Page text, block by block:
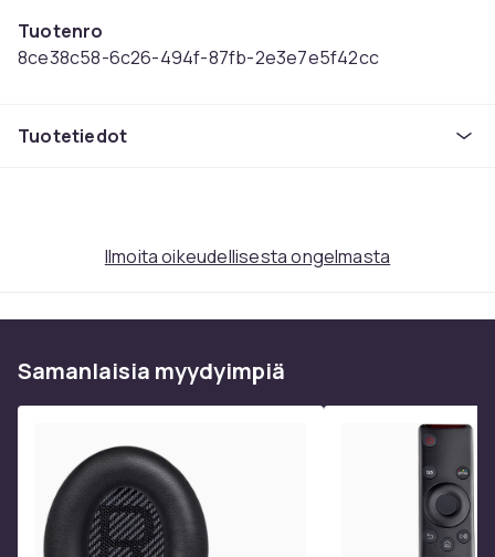
Tuotenro
8ce38c58-6c26-494f-87fb-2e3e7e5f42cc
Tuotetiedot
Ilmoita oikeudellisesta ongelmasta
Samanlaisia ​​myydyimpiä